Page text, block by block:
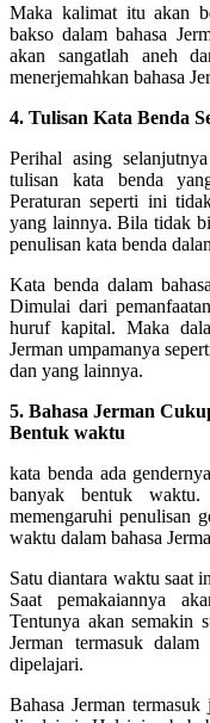
Maka kalimat itu akan
bakso dalam bahasa
akan sangatlah aneh
menerjemahkan bahasa
4. Tulisan Kata Benda
Perihal asing
tulisan kata benda
Peraturan seperti ini
yang lainnya. Bila tidak
penulisan kata benda
Kata benda dalam
Dimulai dari
huruf kapital. Maka
Jerman umpamanya
dan yang lainnya.
5. Bahasa Jerman
Bentuk waktu
kata benda ada
banyak bentuk
memengaruhi penulisan
waktu dalam bahasa
Satu diantara waktu saat
Saat pemakaiannya
Tentunya akan semakin
Jerman termasuk
dipelajari.
Bahasa Jerman